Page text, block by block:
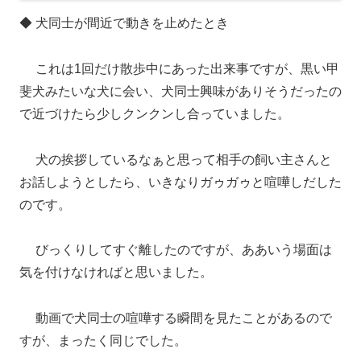
◆ 犬同士が間近で動きを止めたとき
これは1回だけ散歩中にあった出来事ですが、黒い甲
斐犬みたいな犬に会い、犬同士興味がありそうだったの
で近づけたら少しクンクンし合っていました。
犬の挨拶しているなぁと思って相手の飼い主さんと
お話しようとしたら、いきなりガゥガゥと喧嘩しだした
のです。
びっくりしてすぐ離したのですが、ああいう場面は
気を付けなければと思いました。
動画で犬同士の喧嘩する瞬間を見たことがあるので
すが、まったく同じでした。